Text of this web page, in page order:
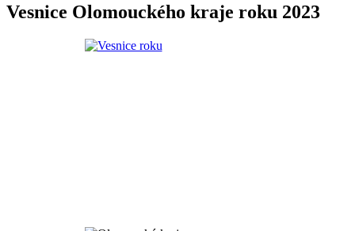
Vesnice Olomouckého kraje roku 2023